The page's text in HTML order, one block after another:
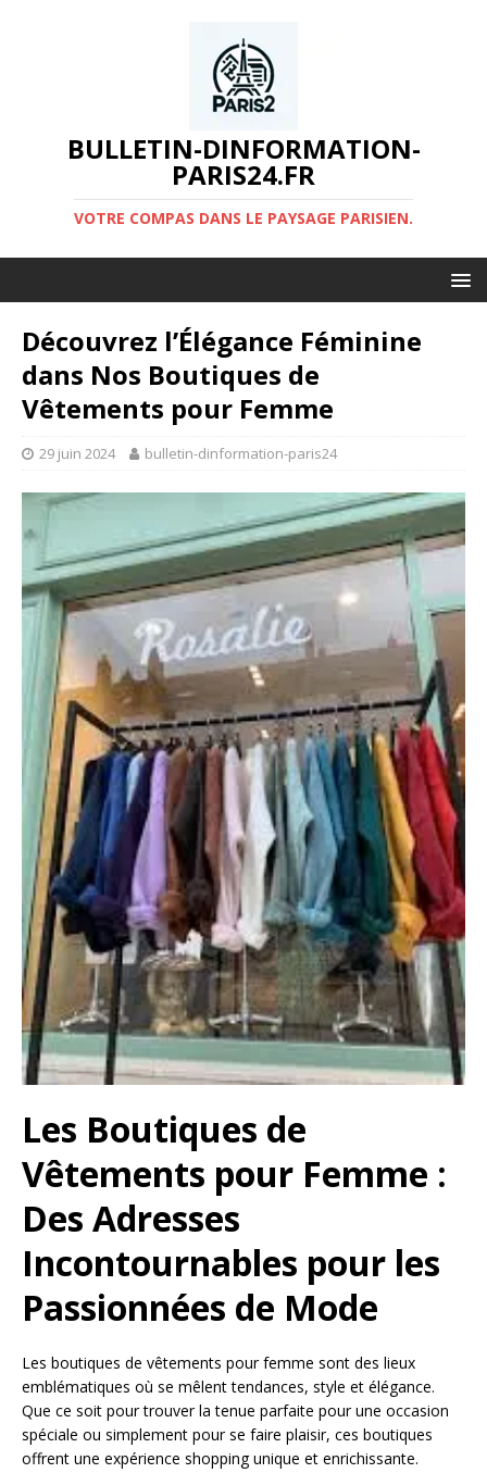
BULLETIN-DINFORMATION-
PARIS24.FR
VOTRE COMPAS DANS LE PAYSAGE PARISIEN.
Découvrez l’Élégance Féminine
dans Nos Boutiques de
Vêtements pour Femme
29 juin 2024 bulletin-dinformation-paris24
Les Boutiques de
Vêtements pour Femme :
Des Adresses
Incontournables pour les
Passionnées de Mode
Les boutiques de vêtements pour femme sont des lieux
emblématiques où se mêlent tendances, style et élégance.
Que ce soit pour trouver la tenue parfaite pour une occasion
spéciale ou simplement pour se faire plaisir, ces boutiques
offrent une expérience shopping unique et enrichissante.